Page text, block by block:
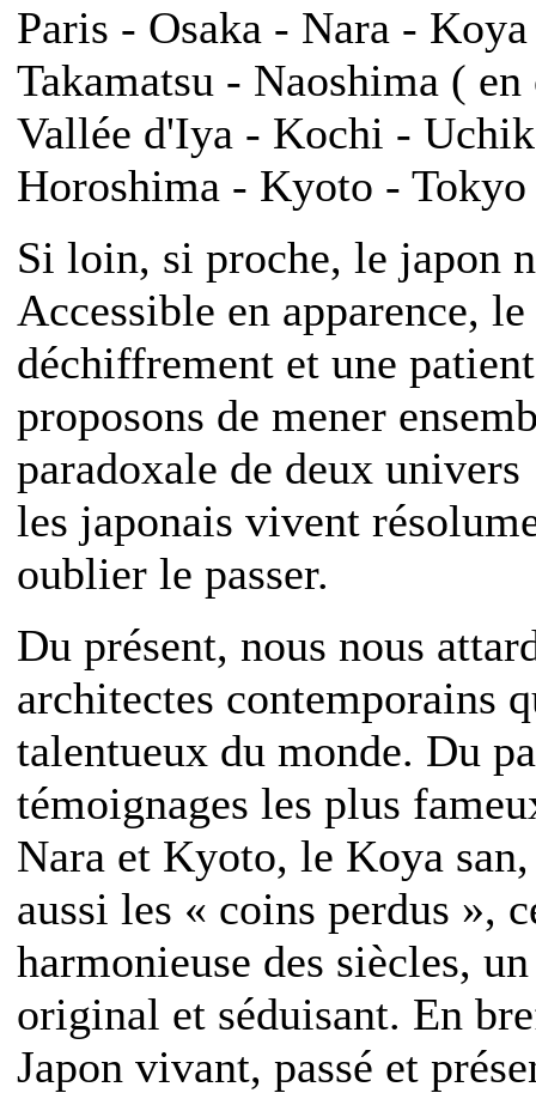
Paris - Osaka - Nara -
Takamatsu - Naoshima (
Vallée d'Iya - Kochi -
Horoshima - Kyoto -
Si loin, si proche, le japon
Accessible en apparence,
déchiffrement et une
proposons de mener
paradoxale de deux
les japonais vivent
oublier le passer.
Du présent, nous nous
architectes contemporains
talentueux du monde. Du
témoignages les plus
Nara et Kyoto, le Koya
aussi les « coins perdus »,
harmonieuse des siècles,
original et séduisant. En
Japon vivant, passé et